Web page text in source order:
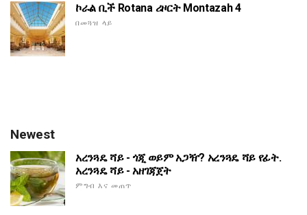
ኮራል ቢች Rotana ሪዞርት Montazah 4
በመጓዝ ላይ
Newest
አረንጓዴ ሻይ - ጎጂ ወይም አጋዥ? አረንጓዴ ሻይ የፊት.
አረንጓዴ ሻይ - አዘገጃጀት
ምግብ እና መጠጥ